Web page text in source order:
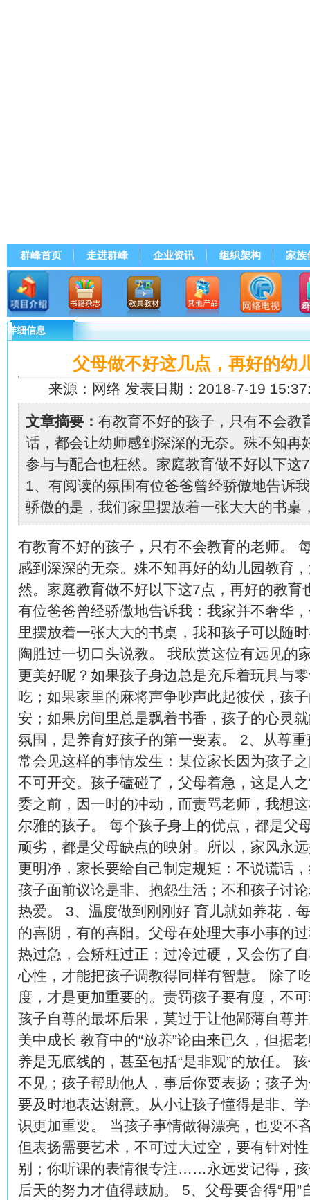
群峰首页 走进群峰 企业资讯 组织架构 家族
群峰直播
详细信息
父母做不好这几点，再好的幼
来源：网络 发表日期：2018-7-19
文章摘要： 有教育不好的孩子，只有不会教
话，都会让幼师感到深深的无奈。殊不知再
参与与配合也枉然。家庭教育做不好以下这
1、有阅读的氛围有位爸爸曾经骄傲地告诉
骄傲的是，我们家里摆放着一张大大的书桌
有教育不好的孩子，只有不会教育的老师。
感到深深的无奈。殊不知再好的幼儿园教育
然。家庭教育做不好以下这7点，再好的教育
有位爸爸曾经骄傲地告诉我：我家并不奢华
里摆放着一张大大的书桌，我和孩子可以随
陶胜过一切口头说教。 我欣赏这位有远见的
更美好呢？如果孩子身边总是充斥着玩具与
吃；如果家里的麻将声争吵声此起彼伏，孩
安；如果房间里总是飘着书香，孩子的心灵
氛围，是养育好孩子的第一要素。 2、从尊
常会见这样的事情发生：某位家长因为孩子
不可开交。孩子磕碰了，父母着急，这是人
委之前，因一时的冲动，而责骂老师，我想
尔雅的孩子。 每个孩子身上的优点，都是父
顽劣，都是父母缺点的映射。所以，家风永
更明净，家长要给自己制定规矩：不说谎话
孩子面前议论是非、抱怨生活；不和孩子讨
热爱。 3、温度做到刚刚好 育儿就如养花，
的喜阴，有的喜阳。父母在处理大事小事的
热过急，会矫枉过正；过冷过硬，又会伤了
心性，才能把孩子调教得同样有智慧。 除了
度，才是更加重要的。责罚孩子要有度，不
孩子自尊的最坏后果，莫过于让他鄙薄自尊
美中成长 教育中的“放养”论由来已久，但据
养是无底线的，甚至包括“是非观”的放任。
不见；孩子帮助他人，事后你要表扬；孩子
要及时地表达谢意。从小让孩子懂得是非、
识更加重要。 当孩子事情做得漂亮，也要不
但表扬需要艺术，不可过大过空，要有针对
别；你听课的表情很专注……永远要记得，
后天的努力才值得鼓励。 5、父母要舍得“用